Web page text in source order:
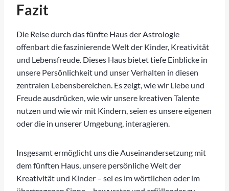
Fazit
Die Reise durch das fünfte Haus der Astrologie
offenbart die faszinierende Welt der Kinder, Kreativität
und Lebensfreude. Dieses Haus bietet tiefe Einblicke in
unsere Persönlichkeit und unser Verhalten in diesen
zentralen Lebensbereichen. Es zeigt, wie wir Liebe und
Freude ausdrücken, wie wir unsere kreativen Talente
nutzen und wie wir mit Kindern, seien es unsere eigenen
oder die in unserer Umgebung, interagieren.
Insgesamt ermöglicht uns die Auseinandersetzung mit
dem fünften Haus, unsere persönliche Welt der
Kreativität und Kinder – sei es im wörtlichen oder im